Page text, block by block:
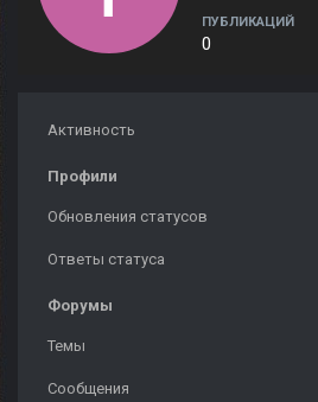
ПУБЛИКАЦИЙ
0
Активность
Профили
Обновления статусов
Ответы статуса
Форумы
Темы
Сообщения